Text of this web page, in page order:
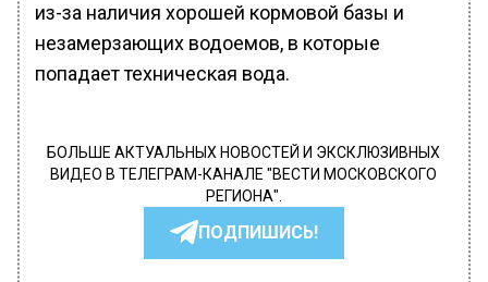
из-за наличия хорошей кормовой базы и
незамерзающих водоемов, в которые
попадает техническая вода.
БОЛЬШЕ АКТУАЛЬНЫХ НОВОСТЕЙ И ЭКСКЛЮЗИВНЫХ
ВИДЕО В ТЕЛЕГРАМ-КАНАЛЕ "ВЕСТИ МОСКОВСКОГО
РЕГИОНА".
ПОДПИШИСЬ!